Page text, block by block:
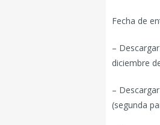
Fecha de
–
diciembre
–
(segunda